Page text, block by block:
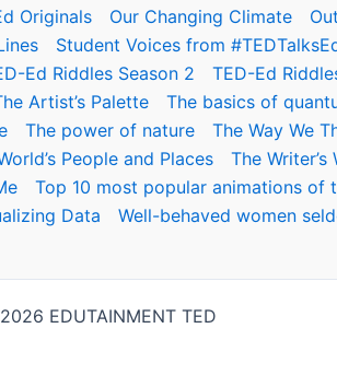
Originals Our Changing Climate
Student Voices from
Ed Riddles Season 2 TED-Ed
Artist’s Palette The basics of
The power of nature The Way We
People and Places The Writer’s
Top 10 most popular animations of
Data Well-behaved women
EDUTAINMENT TED